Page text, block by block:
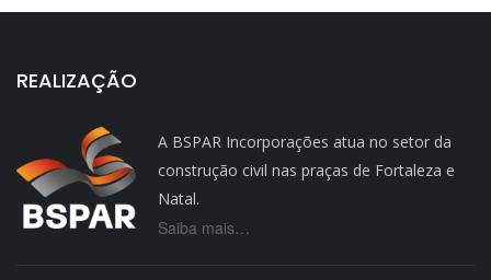
REALIZAÇÃO
A BSPAR Incorporações atua no setor da
construção civil nas praças de Fortaleza e
Natal.
Saiba mais…